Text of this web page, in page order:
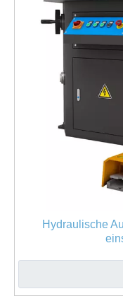
Hydraulische